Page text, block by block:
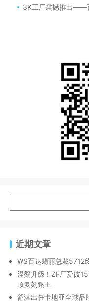
3K工厂震撼推出——
近期文章
WS百达翡丽总裁5712
涅槃升级！ZF厂爱彼
顶复刻钢王
舒淇出任卡地亚全球品